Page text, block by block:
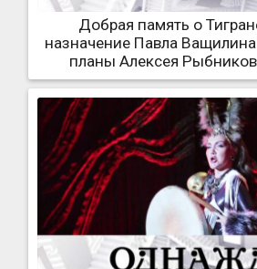
Добрая память о
назначение Павла
планы Алексея